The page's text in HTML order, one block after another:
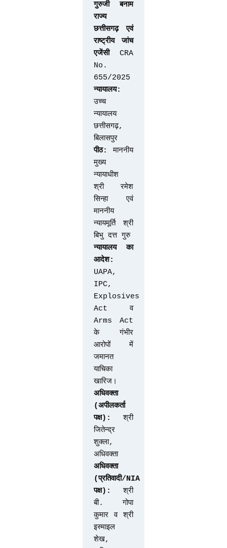
गुरुजी बनाम
राज्य
छत्तीसगढ़ एवं
राष्ट्रीय जांच
एजेंसी CRA
No.
655/2025
न्यायालय:
उच्च
न्यायालय
छत्तीसगढ़,
बिलासपुर
पीठ:
माननीय
मुख्य
न्यायाधीश
श्री रमेश
सिन्हा एवं
माननीय
न्यायमूर्ति श्री
बिभु दत्त गुरु
न्यायालय का
आदेश:
UAPA,
IPC,
Explosives
Act व
Arms Act
के गंभीर
आरोपों में
जमानत
याचिका
खारिज।
अधिवक्ता
(अपीलकर्ता
पक्ष):
श्री
जितेन्द्र
शुक्ला,
अधिवक्ता
अधिवक्ता
(प्रतिवादी/NIA
पक्ष):
श्री
बी. गोपा
कुमार व श्री
इस्माइल
शेख,